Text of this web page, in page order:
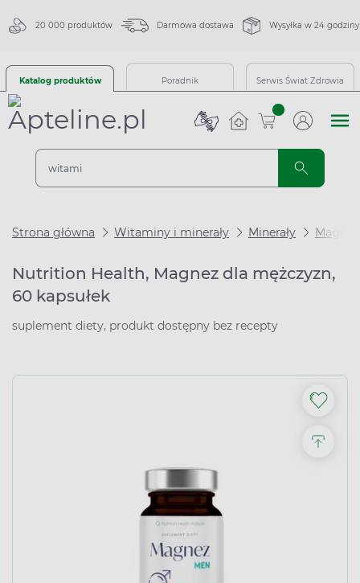
20 000 produktów Darmowa dostawa Wysyłka w 24 godziny
Katalog produktów Poradnik Serwis Świat Zdrowia
sztuk
Strona główna Witaminy i minerały Minerały Magnez
Nutrition Health, Magnez dla mężczyzn,
60 kapsułek
suplement diety, produkt dostępny bez recepty